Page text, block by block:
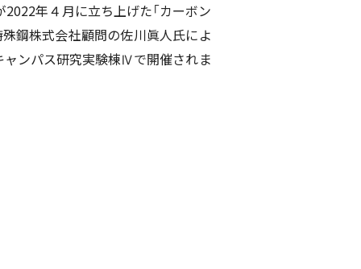
年４月に立ち上げた「カーボン
鋼株式会社顧問の佐川眞人氏によ
ャンパス研究実験棟Ⅳで開催されま